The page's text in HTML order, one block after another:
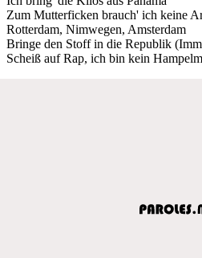
Zum Mutterficken brauch' ich keine
Rotterdam, Nimwegen, Amsterdam
Bringe den Stoff in die Republik
Scheiß auf Rap, ich bin kein